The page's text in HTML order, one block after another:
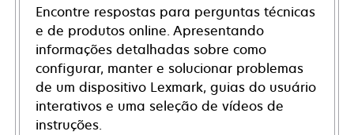
Encontre respostas para perguntas técnicas
e de produtos online. Apresentando
informações detalhadas sobre como
configurar, manter e solucionar problemas
de um dispositivo Lexmark, guias do usuário
interativos e uma seleção de vídeos de
instruções.